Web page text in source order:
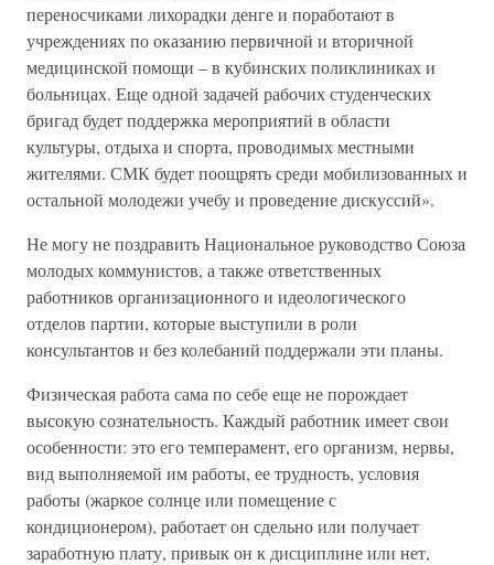
переносчиками лихорадки денге и поработают в
учреждениях по оказанию первичной и вторичной
медицинской помощи – в кубинских поликлиниках и
больницах. Еще одной задачей рабочих студенческих
бригад будет поддержка мероприятий в области
культуры, отдыха и спорта, проводимых местными
жителями. СМК будет поощрять среди мобилизованных и
остальной молодежи учебу и проведение дискуссий».
Не могу не поздравить Национальное руководство Союза
молодых коммунистов, а также ответственных
работников организационного и идеологического
отделов партии, которые выступили в роли
консультантов и без колебаний поддержали эти планы.
Физическая работа сама по себе еще не порождает
высокую сознательность. Каждый работник имеет свои
особенности: это его темперамент, его организм, нервы,
вид выполняемой им работы, ее трудность, условия
работы (жаркое солнце или помещение с
кондиционером), работает он сдельно или получает
заработную плату, привык он к дисциплине или нет,